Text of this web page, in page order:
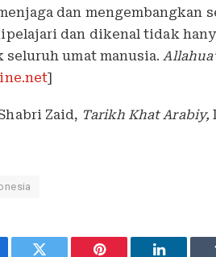
dan mengembangkan
dan dikenal tidak
seluruh umat manusia.
]
Zaid, Tarikh Khat Arabiy,